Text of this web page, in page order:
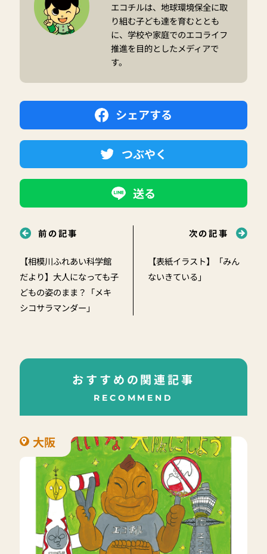
エコチルは、地球環境保全に取
り組む子ども達を育むととも
に、学校や家庭でのエコライフ
推進を目的としたメディアで
す。
シェアする
つぶやく
送る
前の記事
【相模川ふれあい科学館
だより】大人になっても子
どもの姿のまま？「メキ
シコサラマンダー」
次の記事
【表紙イラスト】「みん
ないきている」
おすすめの関連記事
RECOMMEND
大阪